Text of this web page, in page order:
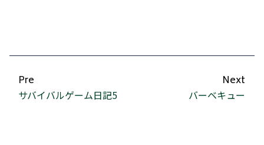
Pre
サバイバルゲーム日記5
Next
バーベキュー